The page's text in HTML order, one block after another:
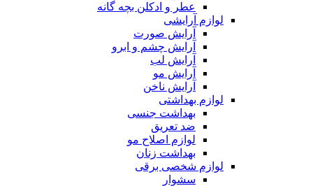
عطر و ادکلن بچه گانه
لوازم آرایشی
آرایش صورت
آرایش چشم و ابرو
آرایش لب
آرایش مو
آرایش ناخن
لوازم بهداشتی
بهداشت جنسی
ضد تعریق
لوازم اصلاح مو
بهداشت زنان
لوازم شخصی برقی
سشوار